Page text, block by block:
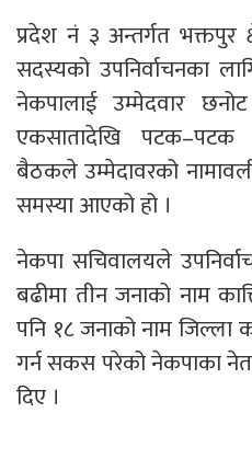
प्रदेश नं ३ अन्तर्गत भक्तपुर
सदस्यको उपनिर्वाचनका
नेकपालाई उम्मेदवार
एकसातादेखि
बैठकले उम्मेदावरको
समस्या आएको हो ।
नेकपा सचिवालयले
बढीमा तीन जनाको नाम
पनि १८ जनाको नाम जिल्ला
गर्न सकस परेको नेकपाका
दिए ।